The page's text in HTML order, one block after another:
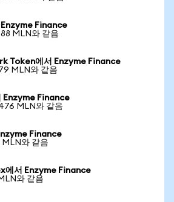
Finance
MLN와 같음
Token에서 Enzyme Finance
MLN와 같음
Enzyme Finance
MLN와 같음
Finance
MLN와 같음
에서 Enzyme Finance
와 같음